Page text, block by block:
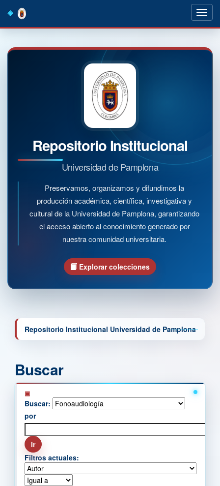
navigation
Repositorio Institucional
Universidad de Pamplona
Preservamos, organizamos y difundimos la
producción académica, científica, investigativa y
cultural de la Universidad de Pamplona, garantizando
el acceso abierto al conocimiento generado por
nuestra comunidad universitaria.
Explorar colecciones
Repositorio Institucional Universidad de Pamplona
Buscar
Buscar:
por
Filtros actuales: